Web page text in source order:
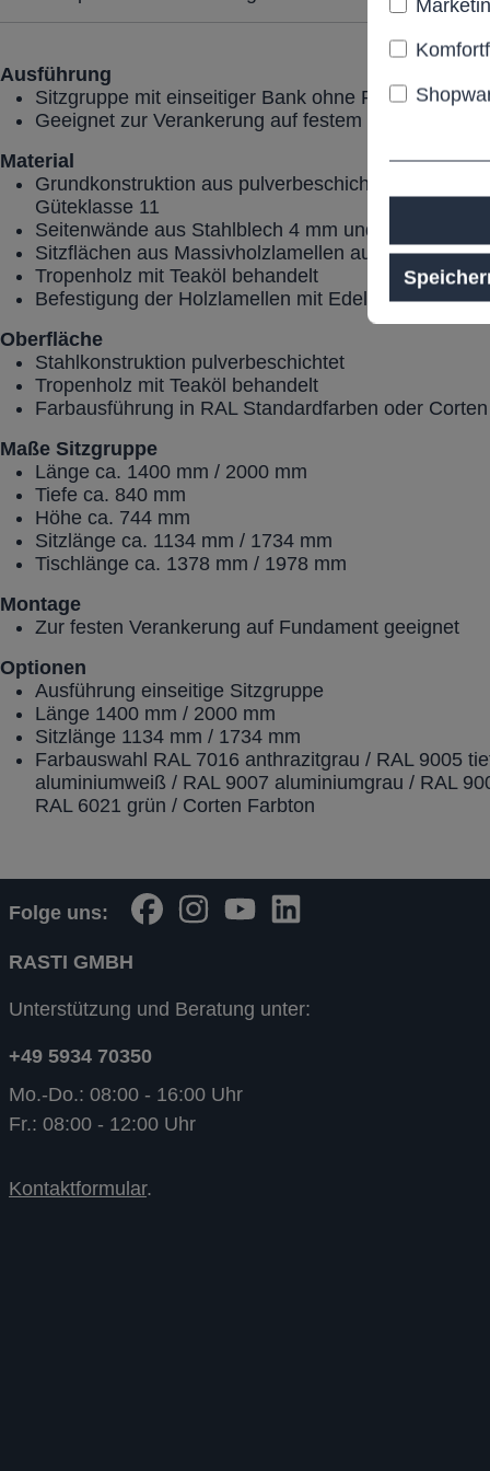
Ausführung
Sitzgruppe mit einseitiger Bank ohne Rückenlehne
Geeignet zur Verankerung auf festem Fundament
Material
Grundkonstruktion aus pulverbeschichteter
Güteklasse 11
Seitenwände aus Stahlblech 4 mm und 6 mm mit
Sitzflächen aus Massivholzlamellen aus Tropenholz
Tropenholz mit Teaköl behandelt
Befestigung der Holzlamellen mit
Oberfläche
Stahlkonstruktion pulverbeschichtet
Tropenholz mit Teaköl behandelt
Farbausführung in RAL Standardfarben oder
Maße Sitzgruppe
Länge ca. 1400 mm / 2000 mm
Tiefe ca. 840 mm
Höhe ca. 744 mm
Sitzlänge ca. 1134 mm / 1734 mm
Tischlänge ca. 1378 mm / 1978 mm
Montage
Zur festen Verankerung auf Fundament geeignet
Optionen
Ausführung einseitige Sitzgruppe
Länge 1400 mm / 2000 mm
Sitzlänge 1134 mm / 1734 mm
Farbauswahl RAL 7016 anthrazitgrau / RAL 9005
aluminiumweiß / RAL 9007 aluminiumgrau / RAL
RAL 6021 grün / Corten Farbton
Folge uns:
RASTI GMBH
Unterstützung und Beratung unter:
+49 5934 70350
Mo.-Do.: 08:00 - 16:00 Uhr
Fr.: 08:00 - 12:00 Uhr
Kontaktformular.